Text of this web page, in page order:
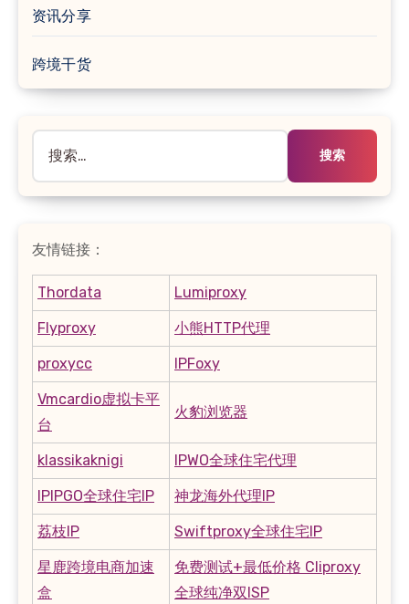
资讯分享
跨境干货
索：
友情链接：
Thordata Lumiproxy
Flyproxy 小熊HTTP代理
proxycc IPFoxy
Vmcardio虚拟卡平
台
火豹浏览器
klassikaknigi IPWO全球住宅代理
IPIPGO全球住宅IP 神龙海外代理IP
荔枝IP Swiftproxy全球住宅IP
星鹿跨境电商加速
盒
免费测试+最低价格 Cliproxy
全球纯净双ISP